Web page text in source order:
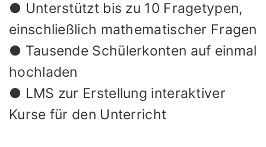
● Unterstützt bis zu 10 Fragetypen,
einschließlich mathematischer Fragen
● Tausende Schülerkonten auf einmal
hochladen
● LMS zur Erstellung interaktiver
Kurse für den Unterricht